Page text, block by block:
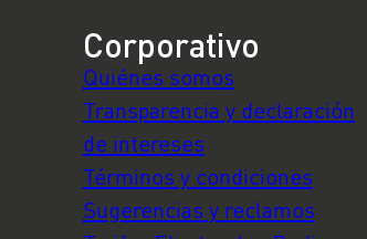
Corporativo
Quiénes somos
Transparencia y declaración
de intereses
Términos y condiciones
Sugerencias y reclamos